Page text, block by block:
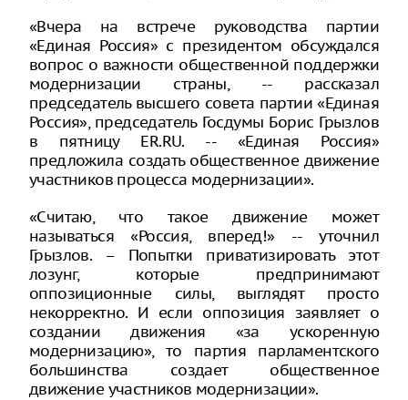
«Вчера на встрече руководства партии
«Единая Россия» с президентом обсуждался
вопрос о важности общественной поддержки
модернизации страны, -- рассказал
председатель высшего совета партии «Единая
Россия», председатель Госдумы Борис Грызлов
в пятницу ER.RU. -- «Единая Россия»
предложила создать общественное движение
участников процесса модернизации».
«Считаю, что такое движение может
называться «Россия, вперед!» -- уточнил
Грызлов. – Попытки приватизировать этот
лозунг, которые предпринимают
оппозиционные силы, выглядят просто
некорректно. И если оппозиция заявляет о
создании движения «за ускоренную
модернизацию», то партия парламентского
большинства создает общественное
движение участников модернизации».